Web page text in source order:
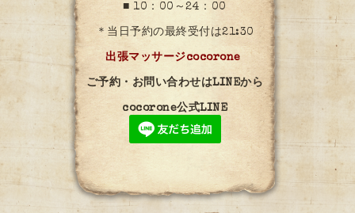
■ 10：00～24：00
＊当日予約の最終受付は21:30
出張マッサージcocorone
ご予約・お問い合わせはLINEから
cocorone公式LINE